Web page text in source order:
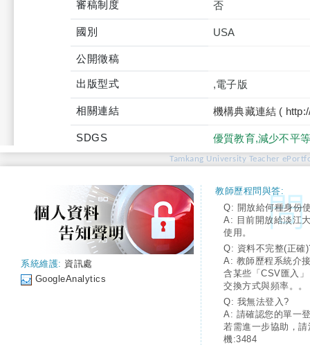
審稿制度 否
國別 USA
公開徵稿
出版型式 ,電子版
相關連結 機構典藏連結 (
SDGS 優質教育,減少不平
Tamkang University Teacher
系統維護: 資訊處
GoogleAnalytics
教師歷程問與答:
Q: 開放給何種身份
A: 目前開放給淡江
使用。
Q: 資料不完整(正確
A: 教師歷程系統介
含某些「CSV匯入
交換方式與頻率。。
Q: 我無法登入?
A: 請確認您的單一
若需進一步協助，
機:3484